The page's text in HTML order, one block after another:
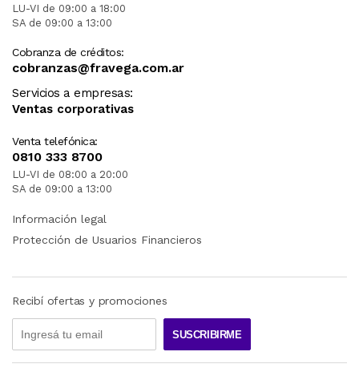
LU-VI de 09:00 a 18:00
SA de 09:00 a 13:00
Cobranza de créditos:
cobranzas@fravega.com.ar
Servicios a empresas:
Ventas corporativas
Venta telefónica:
0810 333 8700
LU-VI de 08:00 a 20:00
SA de 09:00 a 13:00
Información legal
Protección de Usuarios Financieros
Recibí ofertas y promociones
SUSCRIBIRME